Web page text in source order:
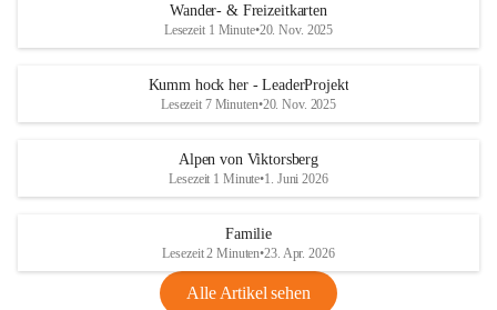
Wander- & Freizeitkarten
Lesezeit 1 Minute•20. Nov. 2025
Kumm hock her - LeaderProjekt
Lesezeit 7 Minuten•20. Nov. 2025
Alpen von Viktorsberg
Lesezeit 1 Minute•1. Juni 2026
Familie
Lesezeit 2 Minuten•23. Apr. 2026
Alle Artikel sehen